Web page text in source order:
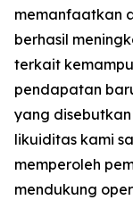
memanfaatkan
berhasil
terkait
pendapatan
yang disebutkan
likuiditas kami
memperoleh
mendukung